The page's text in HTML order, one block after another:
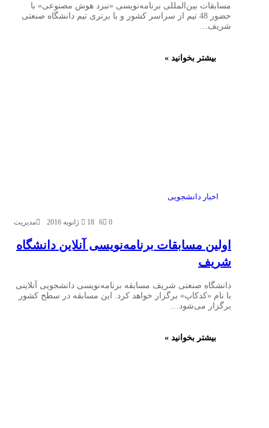
مسابقات بین‌المللی برنامه‌نویسی «نبرد هوش مصنوعی» با
حضور 48 تیم از سراسر کشور و با برتری تیم دانشگاه صنعتی
شریف…
بیشتر بخوانید »
اخبار دانشجویی
مدیریت 18 ژانویه 2016 0
6
اولین مسابقات برنامه‌نویسی آنلاین دانشگاه
شریف
دانشگاه صنعتی شریف مسابقه برنامه‌نویسی دانشجویی آنلاینی
با نام «کدکاپ» برگزار خواهد کرد. این مسابقه در سطح کشور
برگزار می‌شود…
بیشتر بخوانید »